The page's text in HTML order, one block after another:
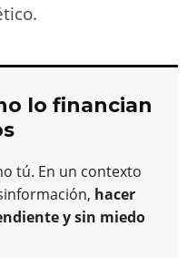
lo financian
tú. En un contexto
hacer
y sin miedo